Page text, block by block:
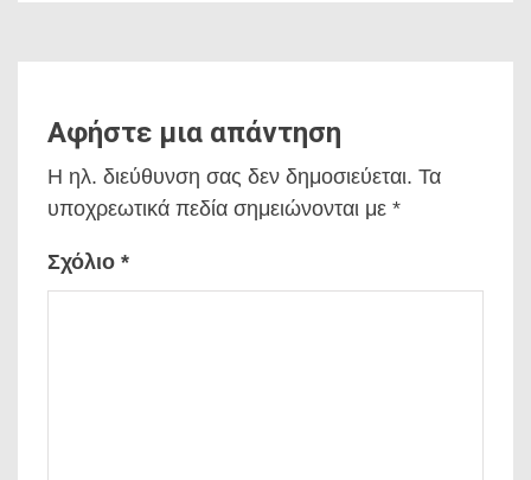
Αφήστε μια απάντηση
Η ηλ. διεύθυνση σας δεν δημοσιεύεται. Τα
υποχρεωτικά πεδία σημειώνονται με *
Σχόλιο *